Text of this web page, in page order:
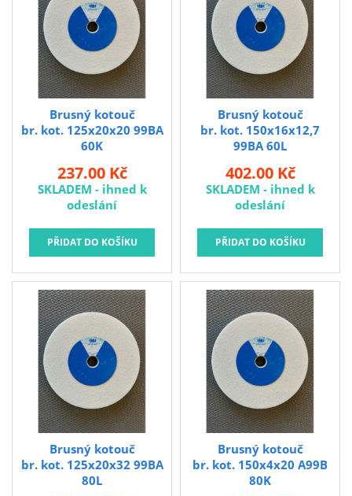
Leštění
Vrtací nástroje, vykružováky, závity
Kartáče
Diamantové kotouče a oživovací kameny
Pilové kotouče
Spojovací materiál - sklad Louny
Stavební chemie DenBraven
Dedra nářadí
Železářství a domácí potřeby
Procraft
Kubis
Prodejna LOUNY - nezařazené
Pracovní oděvy
Kouřovina
br. kot. 125x20x20 99BA
60K
Brusný kotouč
237.00 Kč
SKLADEM - ihned k
odeslání
br. kot. 150x16x12,7
99BA 60L
Brusný kotouč
402.00 Kč
SKLADEM - ihned k
odeslání
br. kot. 125x20x32 99BA
80L
Brusný kotouč
br. kot. 150x4x20 A99B
80K
Brusný kotouč